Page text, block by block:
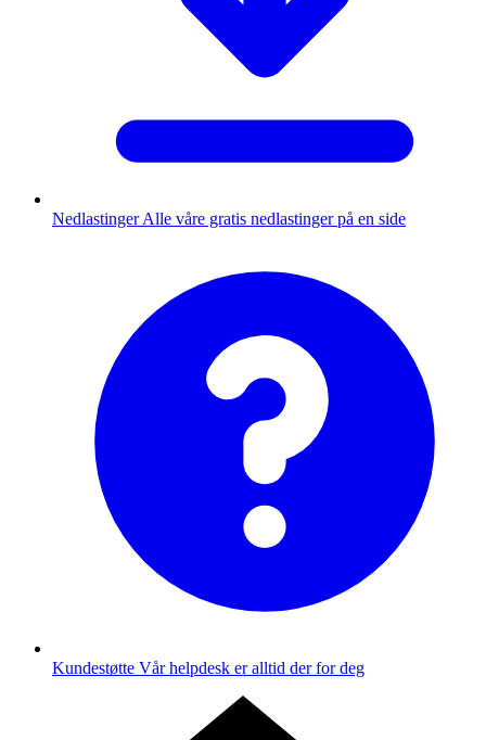
Nedlastinger Alle våre gratis nedlastinger på en side
Kundestøtte Vår helpdesk er alltid der for deg